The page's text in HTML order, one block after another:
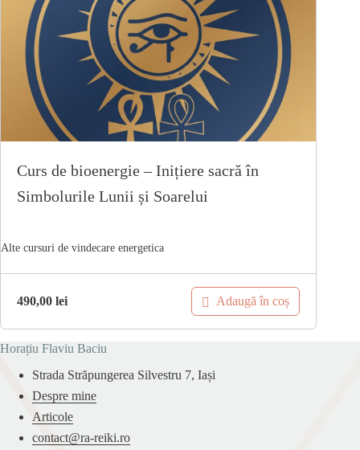
Curs de bioenergie – Inițiere sacră în
Simbolurile Lunii și Soarelui
490,00 lei Adaugă în coș
Horațiu Flaviu Baciu
Strada Străpungerea Silvestru 7, Iași
Despre mine
Articole
contact@ra-reiki.ro